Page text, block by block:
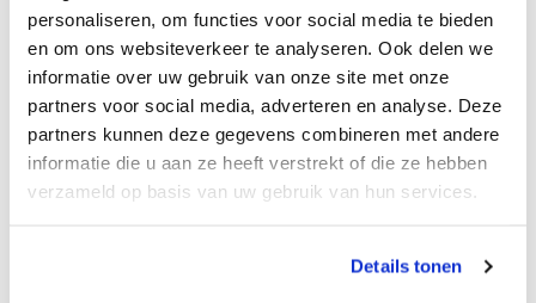
personaliseren, om functies voor social media te bieden
en om ons websiteverkeer te analyseren. Ook delen we
informatie over uw gebruik van onze site met onze
partners voor social media, adverteren en analyse. Deze
partners kunnen deze gegevens combineren met andere
informatie die u aan ze heeft verstrekt of die ze hebben
verzameld op basis van uw gebruik van hun services.
Details tonen
geholpen om het sporten weer op te bouwen. Met hulp
van het Helen Dowling Instituut heb ik ruimte gemaakt
voor mijn emoties over mijn ziekteperiode. Ik leerde dat
die er mogen zijn.’
Kinderen meegenomen in ziekteproces
Ilse en haar man hebben geprobeerd het voor de
hebben we de kinderen, die toen drie en negen waren,